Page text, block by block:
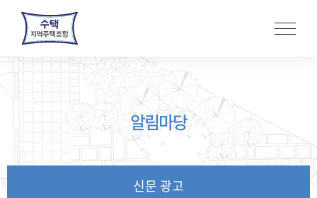
로
알림마당
신문 광고